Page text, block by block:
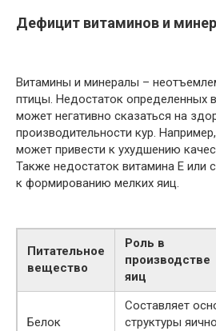
Дефицит витаминов и
Витамины и минералы –
птицы. Недостаток определенных
может негативно сказаться на
производительности кур.
может привести к ухудшению
Также недостаток витамина Е или
к формированию мелких яиц.
Питательное
вещество
Роль в
производстве
яиц
Белок
Составляет
структуры